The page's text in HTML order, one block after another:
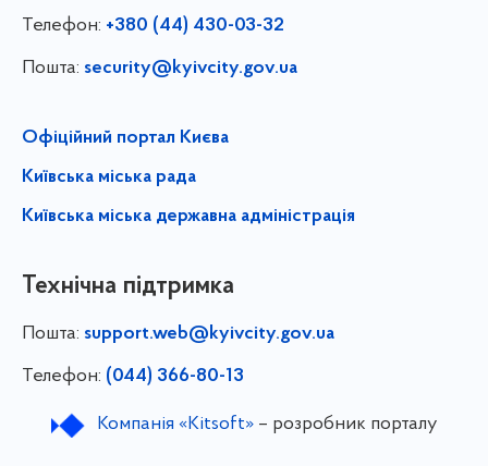
Телефон: +380 (44) 430-03-32
Пошта: security@kyivcity.gov.ua
Офіційний портал Києва
Київська міська рада
Київська міська державна адміністрація
Технічна підтримка
Пошта: support.web@kyivcity.gov.ua
Телефон: (044) 366-80-13
Компанія «Kitsoft»– розробник порталу